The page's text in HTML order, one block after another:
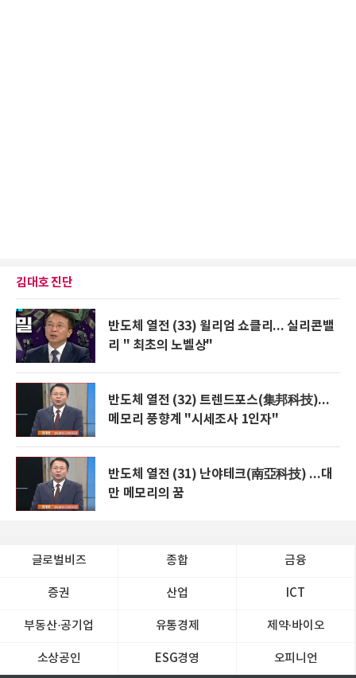
김대호 진단
반도체 열전 (33) 윌리엄 쇼클리... 실리콘밸
리 " 최초의 노벨상"
반도체 열전 (32) 트렌드포스(集邦科技)...
메모리 풍향계 "시세조사 1인자"
반도체 열전 (31) 난야테크(南亞科技) ...대
만 메모리의 꿈
글로벌비즈 종합 금융
증권 산업 ICT
부동산·공기업 유통경제 제약∙바이오
소상공인 ESG경영 오피니언